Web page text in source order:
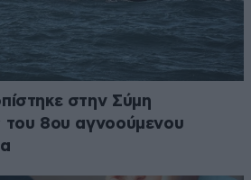
στην Σύμη
του 8ου αγνοούμενου